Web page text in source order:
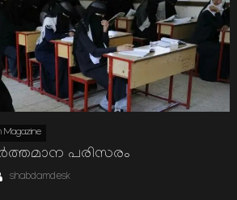
Magazine
പരിസരം
Author
shabdamdesk